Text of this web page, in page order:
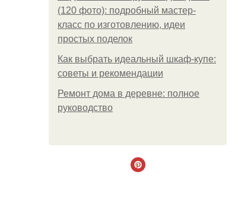
(120 фото): подробный мастер-
класс по изготовлению, идеи
простых поделок
Как выбрать идеальный шкаф-купе:
советы и рекомендации
Ремонт дома в деревне: полное
руководство